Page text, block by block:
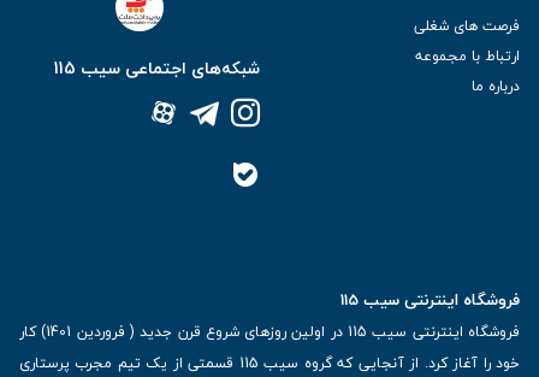
فرصت های شغلی
ارتباط با مجموعه
درباره ما
شبکه‌های اجتماعی سیب 115
فروشگاه اینترنتی سیب 115
فروشگاه اینترنتی سیب 115 در اولین روزهای شروع قرن جدید ( فروردین 1401) کار
خود را آغاز کرد. از آنجایی که گروه سیب 115 قسمتی از یک تیم مجرب پرستاری